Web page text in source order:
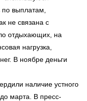
выплатам,
не связана с
отдыхающих, на
нагрузка,
В ноябре деньги
наличие устного
марта. В пресс-